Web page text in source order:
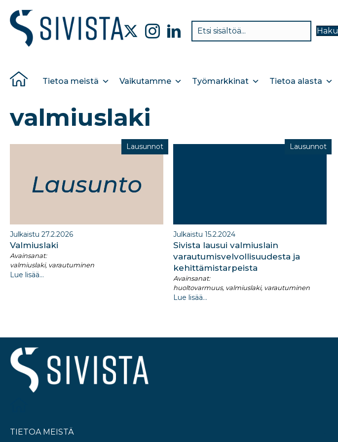
Haku
Tietoa meistä Vaikutamme Työmarkkinat Tietoa alasta
valmiuslaki
Lausunnot
Julkaistu 27.2.2026
Valmiuslaki
Avainsanat:
valmiuslaki, varautuminen
Lue lisää...
Lausunnot
Julkaistu 15.2.2024
Sivista lausui valmiuslain
varautumisvelvollisuudesta ja
kehittämistarpeista
Avainsanat:
huoltovarmuus, valmiuslaki, varautuminen
Lue lisää...
TIETOA MEISTÄ